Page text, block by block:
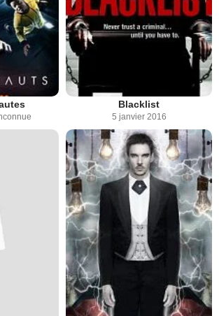
Blacklist
5 janvier 2016